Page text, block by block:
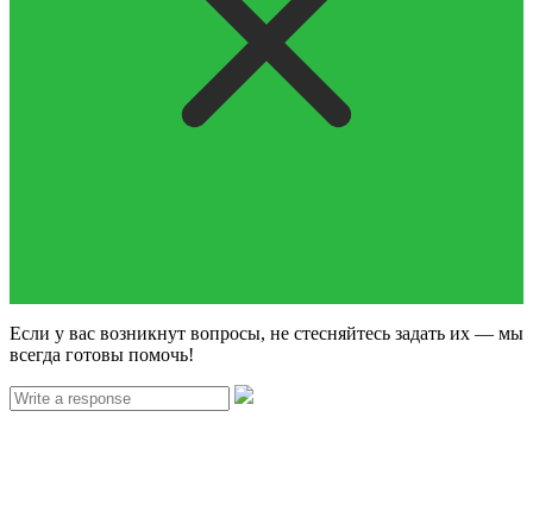
Если у вас возникнут вопросы, не стесняйтесь задать их — мы
всегда готовы помочь!